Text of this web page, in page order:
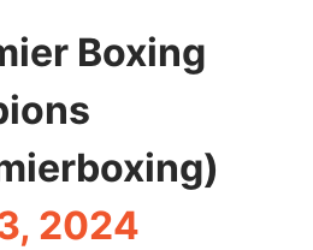
Boxing
2024